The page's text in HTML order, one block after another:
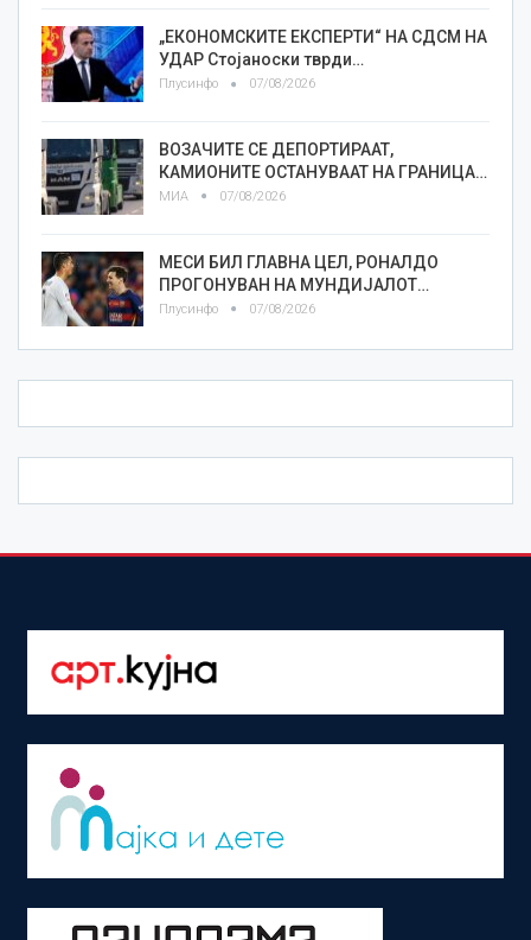
„ЕКОНОМСКИТЕ ЕКСПЕРТИ“ НА СДСМ НА
УДАР Стојаноски тврди…
Плусинфо 07/08/2026
ВОЗАЧИТЕ СЕ ДЕПОРТИРААТ,
КАМИОНИТЕ ОСТАНУВААТ НА ГРАНИЦА…
МИА 07/08/2026
МЕСИ БИЛ ГЛАВНА ЦЕЛ, РОНАЛДО
ПРОГОНУВАН НА МУНДИЈАЛОТ…
Плусинфо 07/08/2026